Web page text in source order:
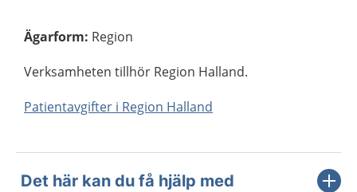
Ägarform: Region
Verksamheten tillhör Region Halland.
Patientavgifter i Region Halland
Det här kan du få hjälp med